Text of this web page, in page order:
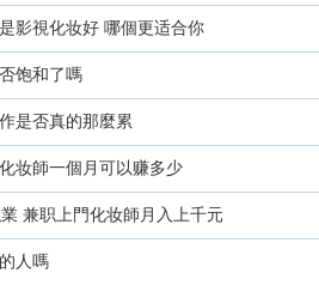
影視化妆好 哪個更适合你
饱和了嗎
是否真的那麼累
妆師一個月可以赚多少
兼职上門化妆師月入上千元
人嗎